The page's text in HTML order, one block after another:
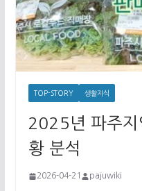
TOP-STORY 생활지식
2025년 파주지
황 분석
2026-04-21 pajuwiki